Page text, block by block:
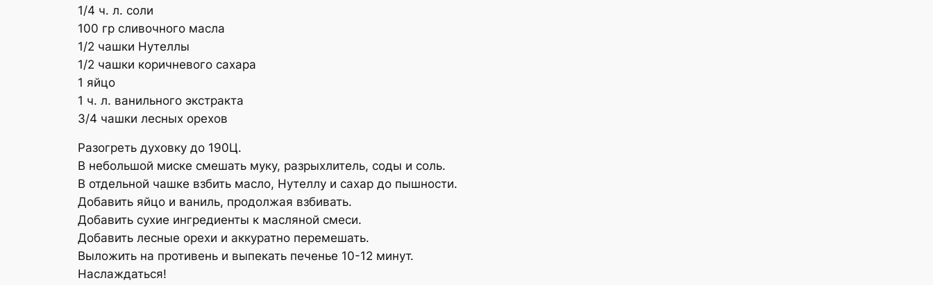
1/4 ч. л. соли
100 гр сливочного масла
1/2 чашки Нутеллы
1/2 чашки коричневого сахара
1 яйцо
1 ч. л. ванильного экстракта
3/4 чашки лесных орехов
Разогреть духовку до 190Ц.
В небольшой миске смешать муку, разрыхлитель, соды и соль.
В отдельной чашке взбить масло, Нутеллу и сахар до пышности.
Добавить яйцо и ваниль, продолжая взбивать.
Добавить сухие ингредиенты к масляной смеси.
Добавить лесные орехи и аккуратно перемешать.
Выложить на противень и выпекать печенье 10-12 минут.
Наслаждаться!